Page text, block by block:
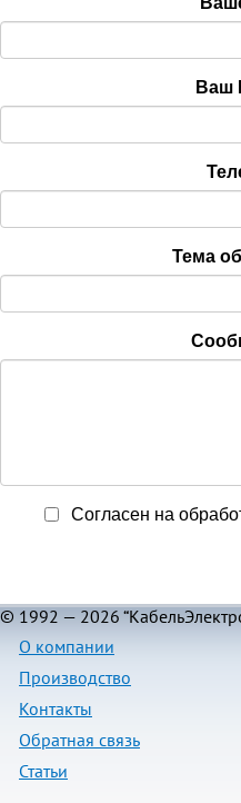
Ваш
Тема
Согласен на
© 1992 — 2026
О компании
Производство
Контакты
Обратная связь
Статьи